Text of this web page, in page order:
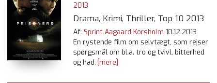
2013
Drama, Krimi, Thriller, Top 10 2013
Af: Sprint Aagaard Korsholm 10.12.2013
En rystende film om selvtægt, som rejser
spørgsmål om bl.a. tro og tvivl, bitterhed
og had. [mere]